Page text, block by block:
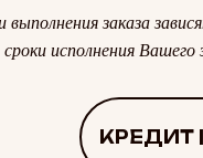
выполнения заказа
сроки исполнения
КРЕДИТ